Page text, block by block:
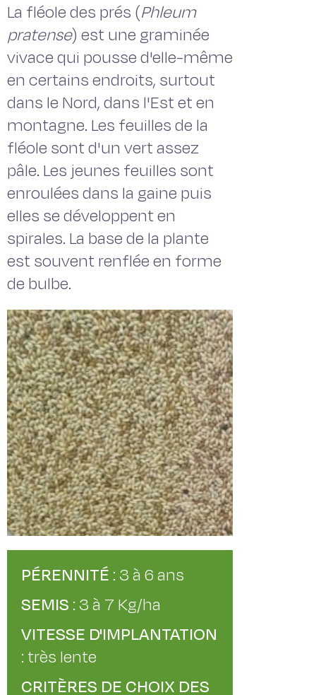
La fléole des prés (Phleum
pratense) est une graminée
vivace qui pousse d'elle-même
en certains endroits, surtout
dans le Nord, dans l'Est et en
montagne. Les feuilles de la
fléole sont d'un vert assez
pâle. Les jeunes feuilles sont
enroulées dans la gaine puis
elles se développent en
spirales. La base de la plante
est souvent renflée en forme
de bulbe.
PÉRENNITÉ : 3 à 6 ans
SEMIS : 3 à 7 Kg/ha
VITESSE D'IMPLANTATION
: très lente
CRITÈRES DE CHOIX DES